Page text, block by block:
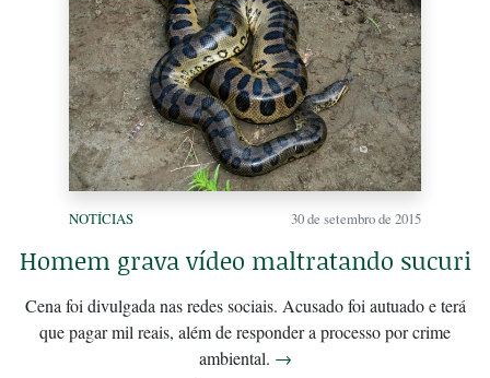
NOTÍCIAS 30 de setembro de 2015
Homem grava vídeo maltratando sucuri
Cena foi divulgada nas redes sociais. Acusado foi autuado e terá
que pagar mil reais, além de responder a processo por crime
ambiental. →